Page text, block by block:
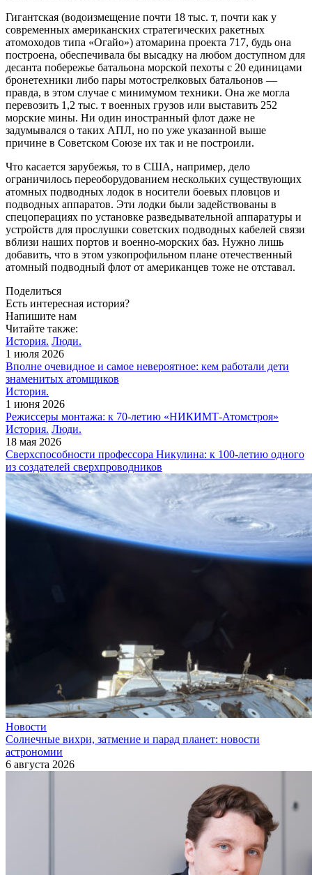
Гигантская (водоизмещение почти 18 тыс. т, почти как у
современных американских стратегических ракетных
атомоходов типа «Огайо») атомарина проекта 717, будь она
построена, обеспечивала бы высадку на любом доступном для
десанта побережье батальона морской пехоты с 20 единицами
бронетехники либо пары мотострелковых батальонов — ​
правда, в этом случае с минимумом техники. Она же могла
перевозить 1,2 тыс. т военных грузов или выставить 252
морские мины. Ни один иностранный флот даже не
задумывался о таких АПЛ, но по уже указанной выше
причине в Советском Союзе их так и не построили.
Что касается зарубежья, то в США, например, дело
ограничилось переоборудованием нескольких существующих
атомных подводных лодок в носители боевых пловцов и
подводных аппаратов. Эти лодки были задействованы в
спецоперациях по установке разведывательной аппаратуры и
устройств для прослушки советских подводных кабелей связи
вблизи наших портов и военно-морских баз. Нужно лишь
добавить, что в этом узкопрофильном плане отечественный
атомный подводный флот от американцев тоже не отставал.
Поделиться
Есть интересная история?
Напишите нам
Читайте также:
История. Люди.
1 июля 2026
Вполне очевидное и самое невероятное: кем работали дети
знаменитых атомщиков
История.
1 июня 2026
Режиссеры монтажа: к 70-летию «НИКИМТ-Атомстроя»
История. Люди.
18 мая 2026
Сверхспособности профессора Никулина: к 100-летию одного
из создателей сверхпроводников
Новости
Солнечные вихри, затмение и парад планет: новости
астрономии
6 августа 2026